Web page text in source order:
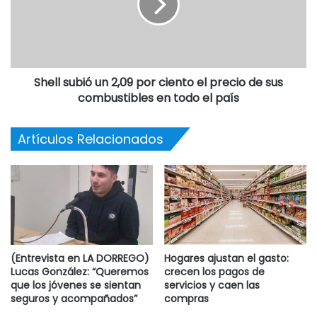
trabajo en equipo entre el gobierno de la Provincia y cada
uno de los municipios en los que ya opera.
está diseñado para llegar a cualquier punto en menos de
El equipo de trabajo de SAME incluye choferes y médicos
(dos por ambulancia), radio operadores, telefonistas y
coordinadores médicos.
A su vez la Provincia capacitó a la dotación que trabajará
en los municipios y a todo el personal que interviene en
una situación de emergencia: bomberos, defensa civil y
Shell subió un 2,09 por ciento el precio de sus
combustibles en todo el país
Artículos Relacionados
(Entrevista en LA DORREGO)
Lucas González: “Queremos
que los jóvenes se sientan
seguros y acompañados”
Hogares ajustan el gasto:
crecen los pagos de
servicios y caen las
compras